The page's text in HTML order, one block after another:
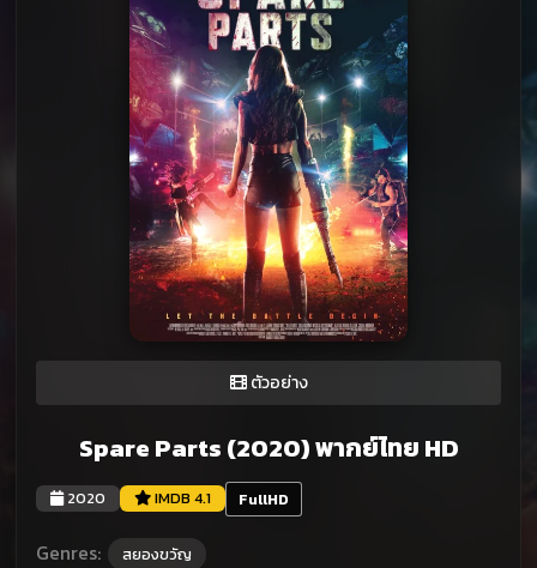
ตัวอย่าง
Spare Parts (2020) พากย์ไทย HD
2020 IMDB 4.1 FullHD
Genres: สยองขวัญ